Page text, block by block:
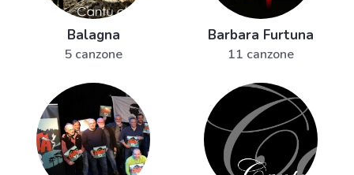
Balagna
5 canzone
Barbara Furtuna
11 canzone